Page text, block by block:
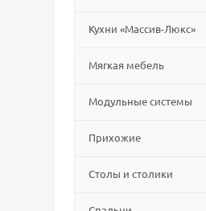
Кухни «Массив-Люкс»
Мягкая мебель
Модульные системы
Прихожие
Столы и столики